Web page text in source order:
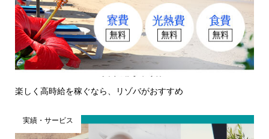
楽しく高時給を稼ぐなら、リゾバがおすすめ
実績・サービス